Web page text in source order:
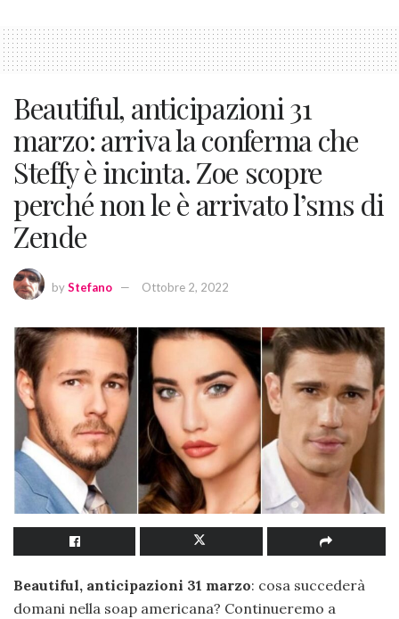
Beautiful, anticipazioni 31
marzo: arriva la conferma che
Steffy è incinta. Zoe scopre
perché non le è arrivato l’sms di
Zende
byStefano Ottobre 2, 2022
Beautiful, anticipazioni 31 marzo: cosa succederà
domani nella soap americana? Continueremo a